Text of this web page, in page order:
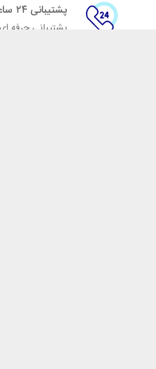
پشتیبانی ۲۴ ساعته
پشتیبانی حرفه ای